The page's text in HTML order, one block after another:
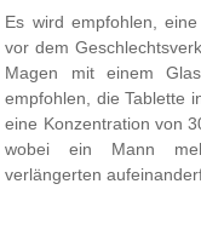
Es wird empfohlen,
vor dem
Magen mit einem
empfohlen, die Tablette
eine Konzentration von
wobei ein Mann
verlängerten